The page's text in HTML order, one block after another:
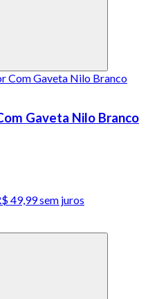
Gaveta Nilo Branco
49,99 sem juros